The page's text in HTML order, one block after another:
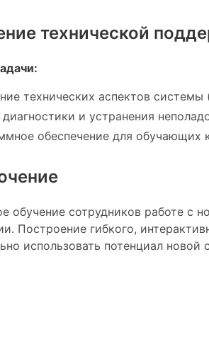
технической
технических аспектов
и устранения
обеспечение для обучающих
обучение сотрудников работе
Построение гибкого,
использовать потенциал